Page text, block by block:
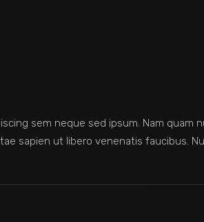
sem neque sed ipsum. Nam quam
sapien ut libero venenatis faucibus.